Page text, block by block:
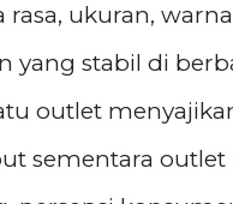
rasa, ukuran,
yang stabil di
outlet
sementara outlet